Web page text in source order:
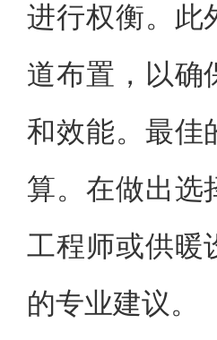
进行权衡。此
道布置，以确
和效能。最佳
算。在做出选
工程师或供暖
的专业建议。